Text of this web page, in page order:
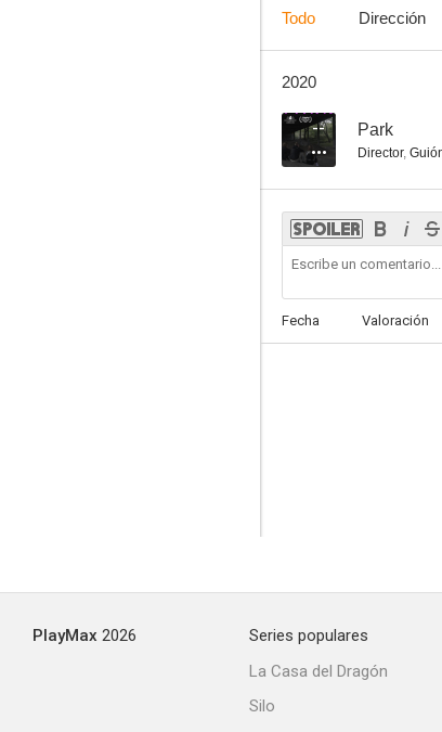
Todo Dirección
2020
-- Park
Director,
Fecha Valoración
PlayMax 2026
Series populares
La Casa del Dragón
Silo